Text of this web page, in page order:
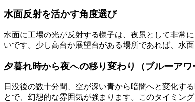
水面反射を活かす角度選び
水面に工場の光が反射する様子は、夜景として非常
いです。少し高台か展望台がある場所であれば、水
夕暮れ時から夜への移り変わり（ブルーアワ
日没後の数十分間、空が深い青から暗闇へと変化す
とで、幻想的な雰囲気が強まります。このタイミン